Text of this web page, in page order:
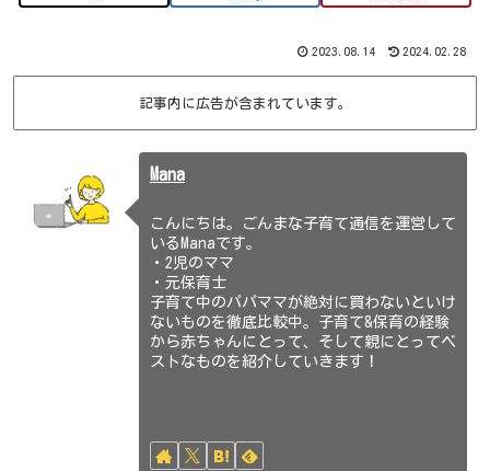
2023.08.14 2024.02.28
記事内に広告が含まれています。
Mana
こんにちは。ごんまな子育て通信を運営して
いるManaです。
・2児のママ
・元保育士
子育て中のパパママが絶対に買わないといけ
ないものを徹底比較中。子育て&保育の経験
から赤ちゃんにとって、そして親にとってベ
ストなものを紹介していきます！